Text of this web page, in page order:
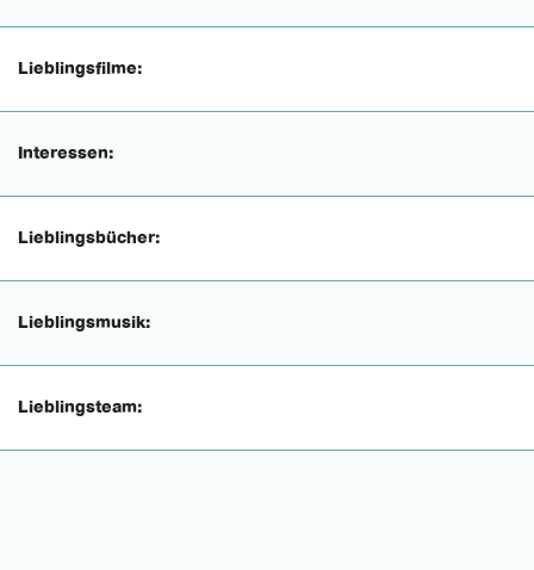
Lieblingsfilme:
Interessen:
Lieblingsbücher:
Lieblingsmusik:
Lieblingsteam: